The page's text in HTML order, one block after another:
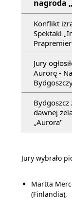
nagroda
Konflikt
Spektakl
Prapremier
Jury
Aurorę -
dawnej
„Aurora"
Jury wybrało
Martta
(Finlandia),